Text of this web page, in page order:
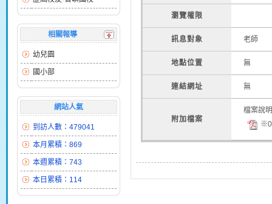
相關報導
幼兒園
國小部
網站人氣
到訪人數：479041
本月累積：869
本週累積：743
本日累積：114
瀏覽權限
訊息對象 老師
地點位置 無
連結網址 無
附加檔案
檔案說